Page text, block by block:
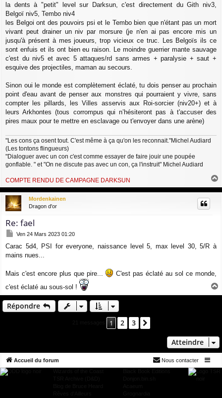
la dents à "petit" level sur Darksun, c'est directement du Gith niv3,
Belgoï niv5, Tembo niv4
les Belgoi ont des pouvoirs psi et le Tembo bien que n'étant pas un mort
vivant peut drainer un niv par morsure (je n'en ai pas encore mis un
jusqu'à présent à mes joueurs, trop vicieux ce truc. Les Belgoïs ils ce
sont enfuis et ils ont bien eu raison. Le moindre guerrier mante sauvage
c'est du niv5 et avec 5 attaques/rd sans armes + paralysie + saut +
esquive des projectiles, maman au secours.
Sinon oui le monde est complètement éclaté, tu dois penser au prochain
point d'eau avant de penser aux monstres qui pourraient y vivre, sans
compter les pillards, les Villes asservis aux Roi-sorcier (niv20+) et à
leurs Arkhontes (tous corrompus qui n’hésiteront pas à t'accuser des
pires maux pour te mettre en esclavage ou t'envoyer dans une arène)
"Les cons ça osent tout. C'est même à ça qu'on les reconnait."Michel Audiard
(Les tontons flingueurs)
"Dialoguer avec un con c'est comme essayer de faire jouir une poupée
gonflable. " et "On ne discute pas avec un con, ça l'instruit" Michel Audiard
COMPTE RENDU DE CAMPAGNE DARKSUN
a
u
Mordenkainen
Dragon d'or
Re: fael
M
s
s
g
e
Ven 24 Mars 2023 01:20
Carac 5d4, PSI for everyone, naissance level 5, max level 30, 5/R à
mains nues...
Mais c'est encore plus que pire...
C'est pas éclaté au sol ce monde,
c'est éclaté au sous-sol !
a
Répondre
1 2 3
Atteindre
Accueil du forum
Nous contacter